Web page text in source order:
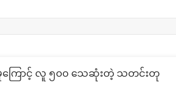
ကြောင့် လူ ၅၀၀ သေဆုံးတဲ့ သတင်းတု